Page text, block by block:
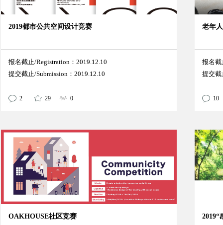
2019都市公共空间设计竞赛
报名截止/Registration：2019.12.10
提交截止/Submission：2019.12.10
2 29 0
老年
报名截
提交截
10
OAKHOUSE社区竞赛 2019“